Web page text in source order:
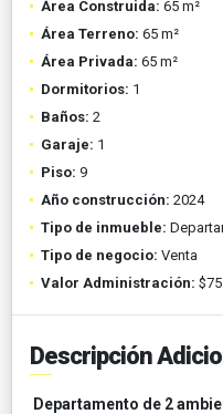
Área Construida: 65 m²
Área Terreno: 65 m²
Área Privada: 65 m²
Dormitorios: 1
Baños: 2
Garaje: 1
Piso: 9
Año construcción: 2024
Tipo de inmueble:
Tipo de negocio: Venta
Valor Administración:
Descripción
Departamento de 2